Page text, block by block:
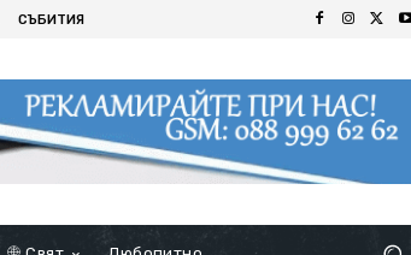
СЪБИТИЯ